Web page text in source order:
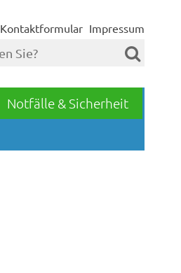
Kontaktformular Impressum
Notfälle & Sicherheit